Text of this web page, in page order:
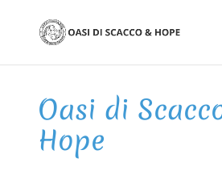
Oasi di
Hope